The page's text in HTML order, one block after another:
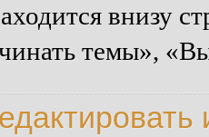
внизу
темы»,